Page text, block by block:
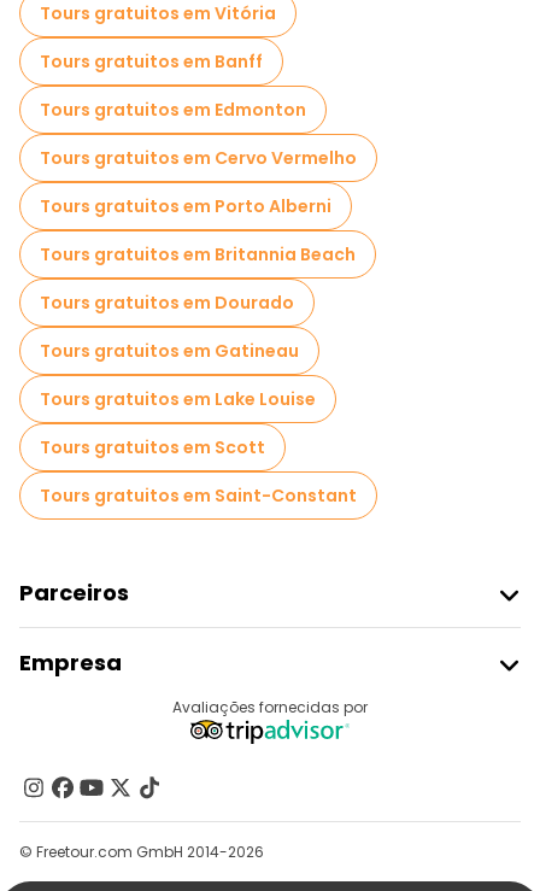
Tours gratuitos em Vitória
Tours gratuitos em Banff
Tours gratuitos em Edmonton
Tours gratuitos em Cervo Vermelho
Tours gratuitos em Porto Alberni
Tours gratuitos em Britannia Beach
Tours gratuitos em Dourado
Tours gratuitos em Gatineau
Tours gratuitos em Lake Louise
Tours gratuitos em Scott
Tours gratuitos em Saint-Constant
Parceiros
Registo Do Fornecedor
Programa De Afiliados
Empresa
Contacte-Nos
Grupos
Ajuda
Avaliações fornecidas por
© Freetour.com GmbH 2014-2026